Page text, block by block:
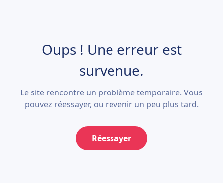
Oups ! Une erreur est
survenue.
Le site rencontre un problème temporaire. Vous
pouvez réessayer, ou revenir un peu plus tard.
Réessayer